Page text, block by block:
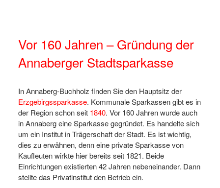
Vor 160 Jahren – Gründung der
Annaberger Stadtsparkasse
In Annaberg-Buchholz finden Sie den Hauptsitz der
Erzgebirgssparkasse. Kommunale Sparkassen gibt es in
der Region schon seit 1840. Vor 160 Jahren wurde auch
in Annaberg eine Sparkasse gegründet. Es handelte sich
um ein Institut in Trägerschaft der Stadt. Es ist wichtig,
dies zu erwähnen, denn eine private Sparkasse von
Kaufleuten wirkte hier bereits seit 1821. Beide
Einrichtungen existierten 42 Jahren nebeneinander. Dann
stellte das Privatinstitut den Betrieb ein.